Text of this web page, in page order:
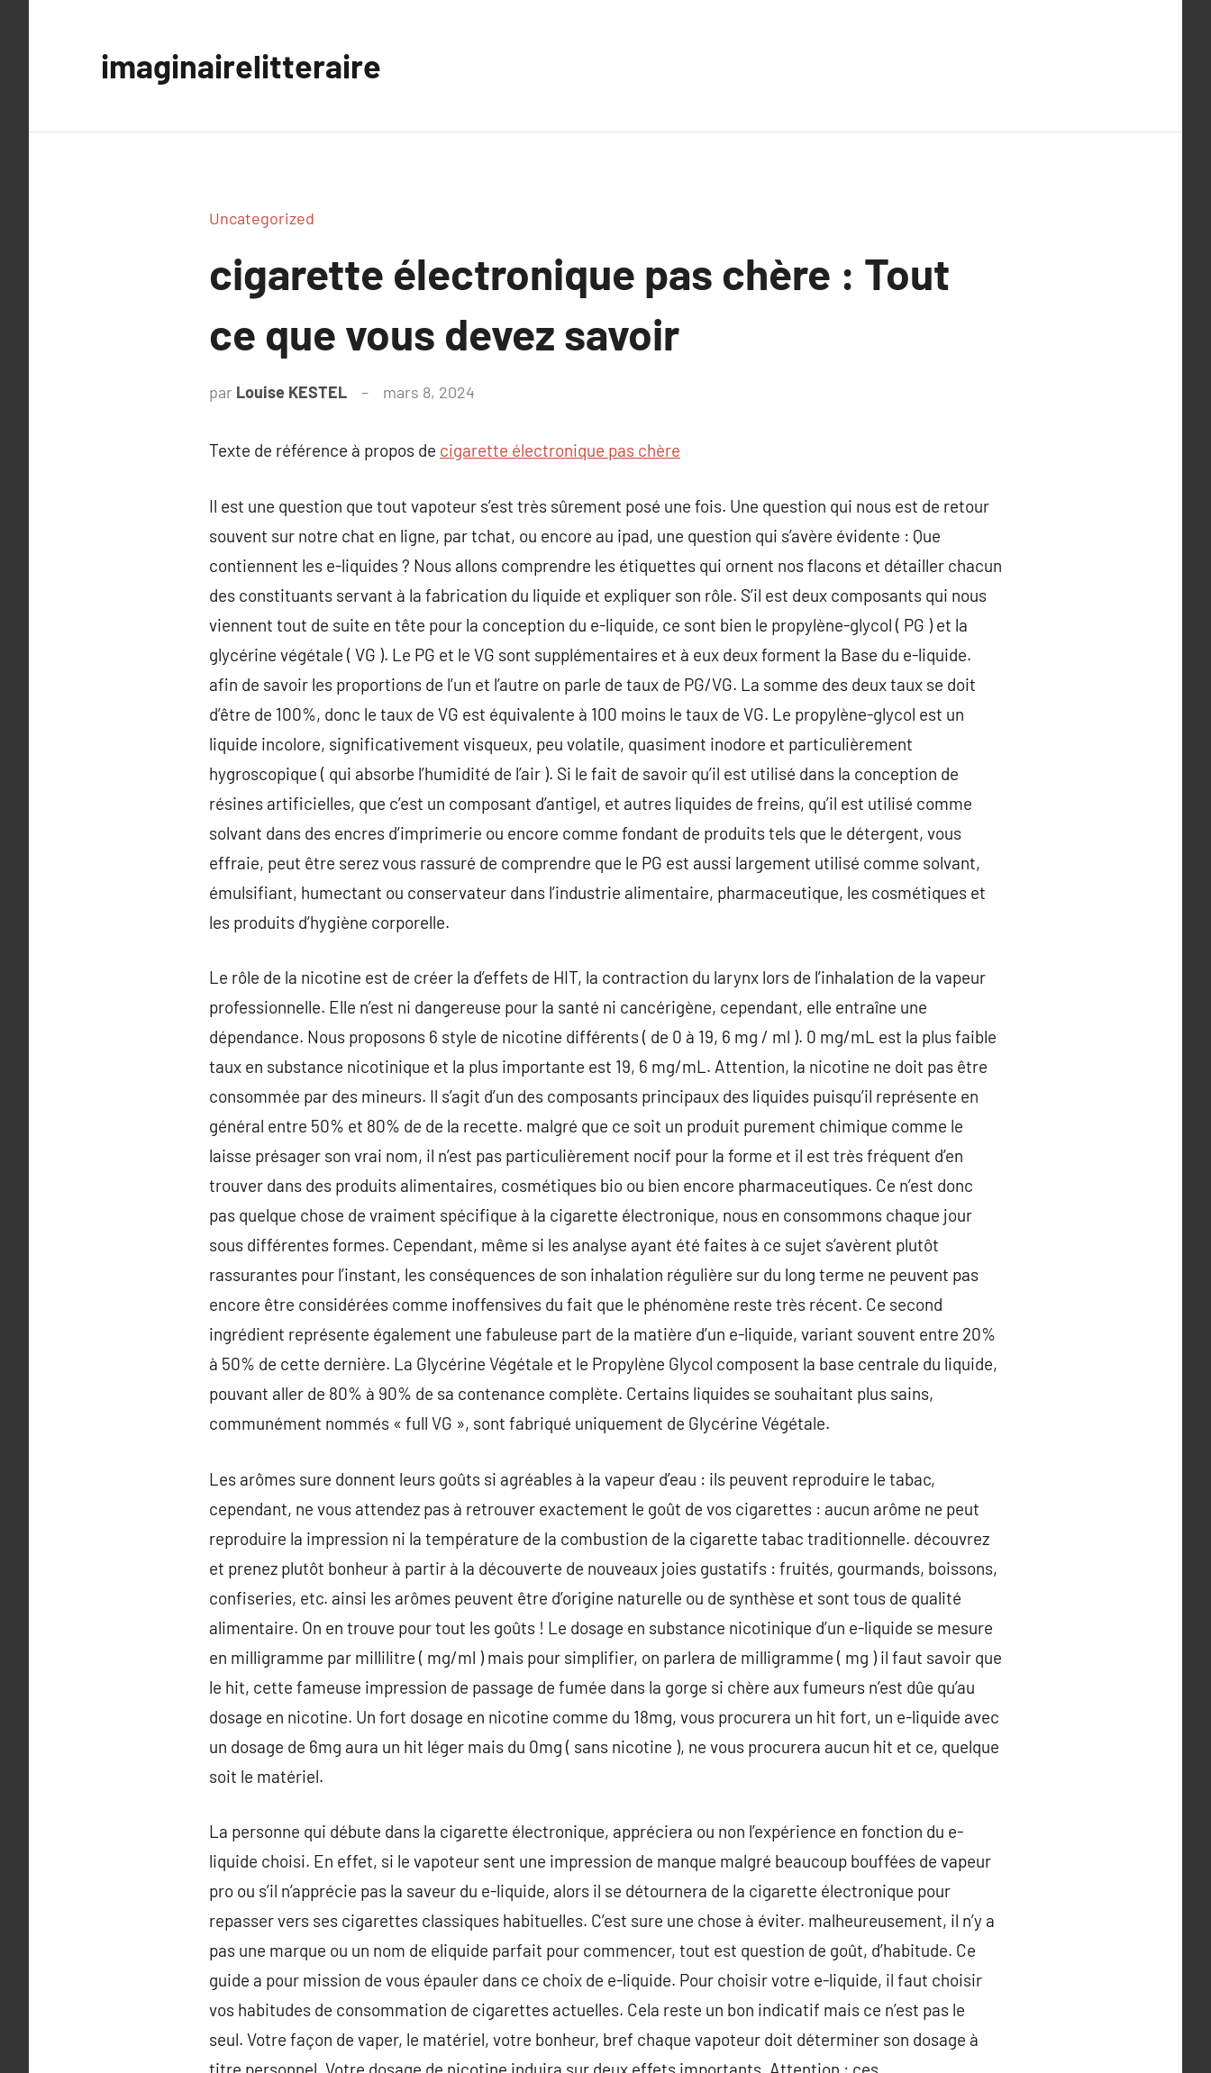
imaginairelitteraire
Uncategorized
cigarette électronique pas chère : Tout
ce que vous devez savoir
par Louise KESTEL mars 8, 2024
Texte de référence à propos de cigarette électronique pas chère
Il est une question que tout vapoteur s’est très sûrement posé une fois. Une question qui nous est de retour
souvent sur notre chat en ligne, par tchat, ou encore au ipad, une question qui s’avère évidente : Que
contiennent les e-liquides ? Nous allons comprendre les étiquettes qui ornent nos flacons et détailler chacun
des constituants servant à la fabrication du liquide et expliquer son rôle. S’il est deux composants qui nous
viennent tout de suite en tête pour la conception du e-liquide, ce sont bien le propylène-glycol ( PG ) et la
glycérine végétale ( VG ). Le PG et le VG sont supplémentaires et à eux deux forment la Base du e-liquide.
afin de savoir les proportions de l’un et l’autre on parle de taux de PG/VG. La somme des deux taux se doit
d’être de 100%, donc le taux de VG est équivalente à 100 moins le taux de VG. Le propylène-glycol est un
liquide incolore, significativement visqueux, peu volatile, quasiment inodore et particulièrement
hygroscopique ( qui absorbe l’humidité de l’air ). Si le fait de savoir qu’il est utilisé dans la conception de
résines artificielles, que c’est un composant d’antigel, et autres liquides de freins, qu’il est utilisé comme
solvant dans des encres d’imprimerie ou encore comme fondant de produits tels que le détergent, vous
effraie, peut être serez vous rassuré de comprendre que le PG est aussi largement utilisé comme solvant,
émulsifiant, humectant ou conservateur dans l’industrie alimentaire, pharmaceutique, les cosmétiques et
les produits d’hygiène corporelle.
Le rôle de la nicotine est de créer la d’effets de HIT, la contraction du larynx lors de l’inhalation de la vapeur
professionnelle. Elle n’est ni dangereuse pour la santé ni cancérigène, cependant, elle entraîne une
dépendance. Nous proposons 6 style de nicotine différents ( de 0 à 19, 6 mg / ml ). 0 mg/mL est la plus faible
taux en substance nicotinique et la plus importante est 19, 6 mg/mL. Attention, la nicotine ne doit pas être
consommée par des mineurs. Il s’agit d’un des composants principaux des liquides puisqu’il représente en
général entre 50% et 80% de de la recette. malgré que ce soit un produit purement chimique comme le
laisse présager son vrai nom, il n’est pas particulièrement nocif pour la forme et il est très fréquent d’en
trouver dans des produits alimentaires, cosmétiques bio ou bien encore pharmaceutiques. Ce n’est donc
pas quelque chose de vraiment spécifique à la cigarette électronique, nous en consommons chaque jour
sous différentes formes. Cependant, même si les analyse ayant été faites à ce sujet s’avèrent plutôt
rassurantes pour l’instant, les conséquences de son inhalation régulière sur du long terme ne peuvent pas
encore être considérées comme inoffensives du fait que le phénomène reste très récent. Ce second
ingrédient représente également une fabuleuse part de la matière d’un e-liquide, variant souvent entre 20%
à 50% de cette dernière. La Glycérine Végétale et le Propylène Glycol composent la base centrale du liquide,
pouvant aller de 80% à 90% de sa contenance complète. Certains liquides se souhaitant plus sains,
communément nommés « full VG », sont fabriqué uniquement de Glycérine Végétale.
Les arômes sure donnent leurs goûts si agréables à la vapeur d’eau : ils peuvent reproduire le tabac,
cependant, ne vous attendez pas à retrouver exactement le goût de vos cigarettes : aucun arôme ne peut
reproduire la impression ni la température de la combustion de la cigarette tabac traditionnelle. découvrez
et prenez plutôt bonheur à partir à la découverte de nouveaux joies gustatifs : fruités, gourmands, boissons,
confiseries, etc. ainsi les arômes peuvent être d’origine naturelle ou de synthèse et sont tous de qualité
alimentaire. On en trouve pour tout les goûts ! Le dosage en substance nicotinique d’un e-liquide se mesure
en milligramme par millilitre ( mg/ml ) mais pour simplifier, on parlera de milligramme ( mg ) il faut savoir que
le hit, cette fameuse impression de passage de fumée dans la gorge si chère aux fumeurs n’est dûe qu’au
dosage en nicotine. Un fort dosage en nicotine comme du 18mg, vous procurera un hit fort, un e-liquide avec
un dosage de 6mg aura un hit léger mais du 0mg ( sans nicotine ), ne vous procurera aucun hit et ce, quelque
soit le matériel.
La personne qui débute dans la cigarette électronique, appréciera ou non l’expérience en fonction du e-
liquide choisi. En effet, si le vapoteur sent une impression de manque malgré beaucoup bouffées de vapeur
pro ou s’il n’apprécie pas la saveur du e-liquide, alors il se détournera de la cigarette électronique pour
repasser vers ses cigarettes classiques habituelles. C’est sure une chose à éviter. malheureusement, il n’y a
pas une marque ou un nom de eliquide parfait pour commencer, tout est question de goût, d’habitude. Ce
guide a pour mission de vous épauler dans ce choix de e-liquide. Pour choisir votre e-liquide, il faut choisir
vos habitudes de consommation de cigarettes actuelles. Cela reste un bon indicatif mais ce n’est pas le
seul. Votre façon de vaper, le matériel, votre bonheur, bref chaque vapoteur doit déterminer son dosage à